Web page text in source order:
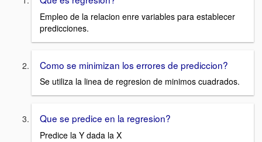
Empleo de la relacion enre variables para establecer
predicciones.
Como se minimizan los errores de prediccion?
Se utiliza la linea de regresion de minimos cuadrados.
Que se predice en la regresion?
Predice la Y dada la X